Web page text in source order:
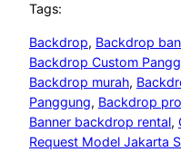
Tags:
Backdrop, Backdrop
Backdrop Custom
Backdrop murah,
Panggung, Backdrop
Banner backdrop rental,
Request Model Jakarta